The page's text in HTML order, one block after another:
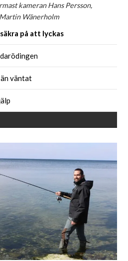
kameran Hans Persson,
Wänerholm
på att lyckas
väntat